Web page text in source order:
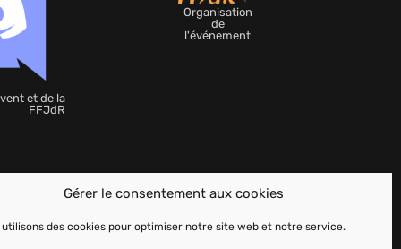
Gérer le consentement aux cookies
utilisons des cookies pour optimiser notre site web et notre service.
et de la
FFJdR
Organisation
de
l'événement